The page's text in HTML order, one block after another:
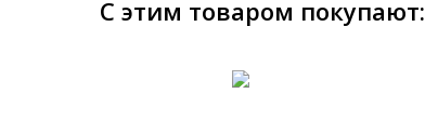
С этим товаром покупают: